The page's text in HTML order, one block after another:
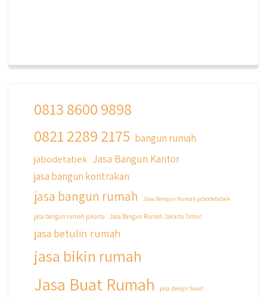
0813 8600 9898
0821 2289 2175 bangun rumah
jabodetabek Jasa Bangun Kantor
jasa bangun kontrakan
jasa bangun rumah Jasa Bangun Rumah jabodetabek
jasa bangun rumah jakarta Jasa Bangun Rumah Jakarta Timur
jasa betulin rumah
jasa bikin rumah
Jasa Buat Rumah jasa design fasad